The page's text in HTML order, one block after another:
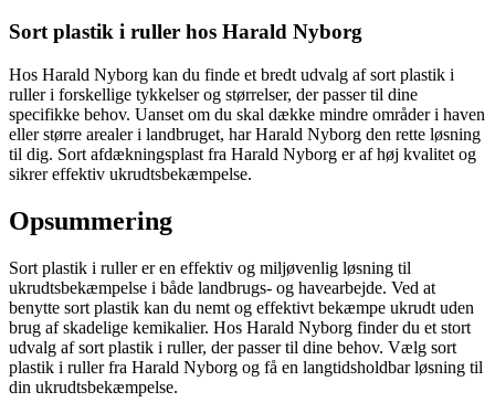
Sort plastik i ruller hos Harald Nyborg
Hos Harald Nyborg kan du finde et bredt udvalg af sort plastik i
ruller i forskellige tykkelser og størrelser, der passer til dine
specifikke behov. Uanset om du skal dække mindre områder i haven
eller større arealer i landbruget, har Harald Nyborg den rette løsning
til dig. Sort afdækningsplast fra Harald Nyborg er af høj kvalitet og
sikrer effektiv ukrudtsbekæmpelse.
Opsummering
Sort plastik i ruller er en effektiv og miljøvenlig løsning til
ukrudtsbekæmpelse i både landbrugs- og havearbejde. Ved at
benytte sort plastik kan du nemt og effektivt bekæmpe ukrudt uden
brug af skadelige kemikalier. Hos Harald Nyborg finder du et stort
udvalg af sort plastik i ruller, der passer til dine behov. Vælg sort
plastik i ruller fra Harald Nyborg og få en langtidsholdbar løsning til
din ukrudtsbekæmpelse.